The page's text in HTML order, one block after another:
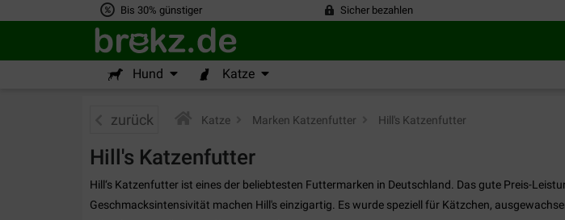
Bis 30% günstiger Sicher bezahlen
Hund Katze
zurück Katze Marken Katzenfutter Hill's Katzenfutter
Hill's Katzenfutter
Hill‘s Katzenfutter ist eines der beliebtesten Futtermarken in Deutschland. Das gute Preis-
Geschmacksintensivität machen Hill's einzigartig. Es wurde speziell für Kätzchen,